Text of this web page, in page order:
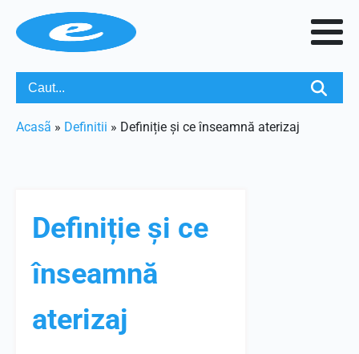
Acasã » Definitii » Definiție și ce înseamnă aterizaj
Definiție și ce
înseamnă
aterizaj